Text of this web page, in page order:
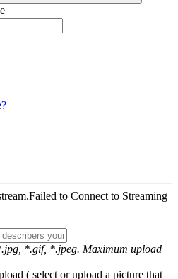
Failed to Connect to Streaming
*.gif, *.jpeg. Maximum upload
( select or upload a picture that